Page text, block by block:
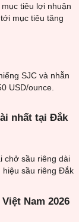
tiêu lợi nhuận
mục tiêu tăng
SJC và nhẫn
USD/ounce.
nhất tại Đắk
chở sầu riêng dài
hiệu sầu riêng Đắk
Nam 2026